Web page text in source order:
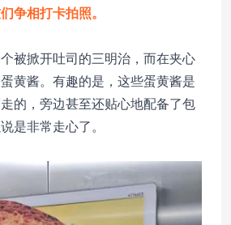
争相打卡拍照。
被掀开吐司的三明治，而在夹心
黄酱。有趣的是，这些蛋黄酱是
的，旁边甚至还贴心地配备了包
是非常走心了。